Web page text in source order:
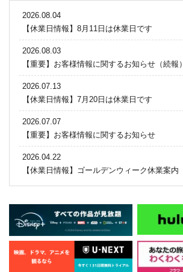
2026.08.04
【休業日情報】8月11日は休業日です
2026.08.03
【重要】お客様情報に関するお知らせ（続報）
2026.07.13
【休業日情報】7月20日は休業日です
2026.07.07
【重要】お客様情報に関するお知らせ
2026.04.22
【休業日情報】ゴールデンウィーク休業案内